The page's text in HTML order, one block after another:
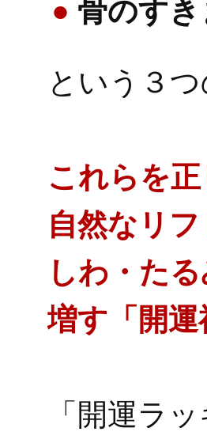
骨のす
という３
これらを
自然なリ
しわ・た
増す「開
「開運ラ